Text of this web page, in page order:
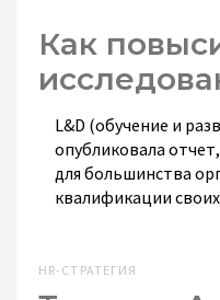
Как
L&D (обучение и
опубликовала
для большинства
квалификации
HR-СТРАТЕГИЯ